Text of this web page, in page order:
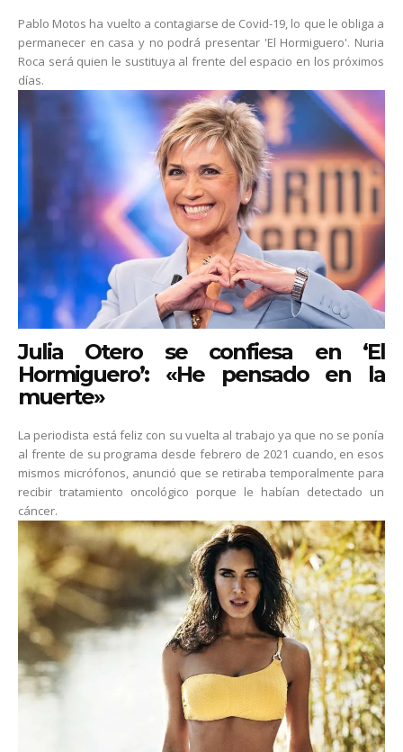
Pablo Motos ha vuelto a contagiarse de Covid-19, lo que le obliga a
permanecer en casa y no podrá presentar 'El Hormiguero'. Nuria
Roca será quien le sustituya al frente del espacio en los próximos
días.
Julia Otero se confiesa en ‘El
Hormiguero’: «He pensado en la
muerte»
La periodista está feliz con su vuelta al trabajo ya que no se ponía
al frente de su programa desde febrero de 2021 cuando, en esos
mismos micrófonos, anunció que se retiraba temporalmente para
recibir tratamiento oncológico porque le habían detectado un
cáncer.